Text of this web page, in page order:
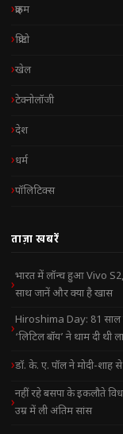
क्राइम
क्रिप्टो
खेल
टेक्नोलॉजी
देश
धर्म
पॉलिटिक्स
ताज़ा खबरें
भारत में लॉन्च हुआ Vivo
साथ जानें और क्या है खास
Hiroshima Day: 81 साल
‘लिटिल बॉय’ ने थाम दी थी
डॉ. के. ए. पॉल ने मोदी-
नहीं रहे बसपा के इकलौते
उम्र में ली अंतिम सांस